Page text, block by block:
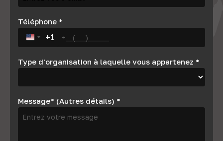
Téléphone *
United States +1
+1
Type d'organisation à laquelle vous appartenez *
Message* (Autres détails) *